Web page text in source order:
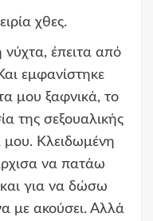
χθες.
νύχτα, έπειτα από
εμφανίστηκε
μου ξαφνικά, το
της σεξουαλικής
μου. Κλειδωμένη
να πατάω
για να δώσω
με ακούσει. Αλλά